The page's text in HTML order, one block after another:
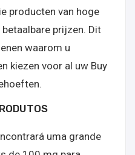
producten van hoge
prijzen. Dit
waarom u
kiezen voor al uw Buy
uma grande